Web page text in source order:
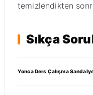
temizlendikten
Sıkça
Yonca Ders Çalışma